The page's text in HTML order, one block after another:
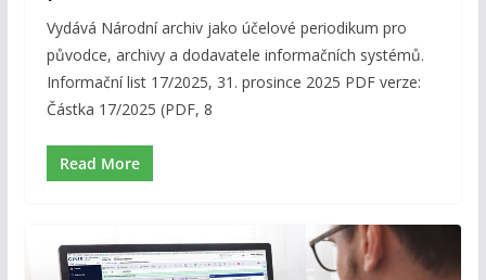
Vydává Národní archiv jako účelové periodikum pro
původce, archivy a dodavatele informačních systémů.
Informační list 17/2025, 31. prosince 2025 PDF verze:
Částka 17/2025 (PDF, 8
Read More